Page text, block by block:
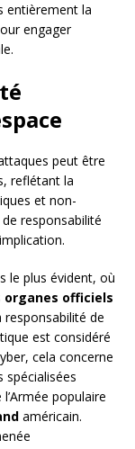
entièrement la
engager
peut être
reflétant la
et non-
responsabilité
le plus évident, où
organes officiels
responsabilité de
est considéré
cela concerne
spécialisées
l’Armée populaire
américain.